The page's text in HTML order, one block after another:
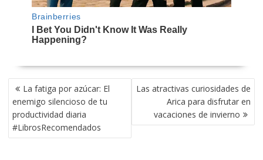
NAVEGACIÓN
DE
ENTRADAS
La fatiga por azúcar: El
enemigo silencioso de tu
productividad diaria
#LibrosRecomendados
Las atractivas curiosidades de
Arica para disfrutar en
vacaciones de invierno